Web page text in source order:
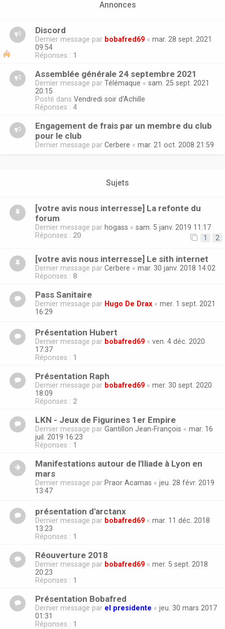
Annonces
Discord
Dernier message par bobafred69 « mar. 28 sept. 2021
09:54
Réponses : 1
Assemblée générale 24 septembre 2021
Dernier message par Télémaque « sam. 25 sept. 2021
20:15
Posté dans Vendredi soir d'Achille
Réponses : 4
Engagement de frais par un membre du club
pour le club
Dernier message par Cerbere « mar. 21 oct. 2008 21:59
Sujets
[votre avis nous interresse] La refonte du
forum
Dernier message par hogass « sam. 5 janv. 2019 11:17
Réponses : 20 1 2
[votre avis nous interresse] Le sith internet
Dernier message par Cerbere « mar. 30 janv. 2018 14:02
Réponses : 8
Pass Sanitaire
Dernier message par Hugo De Drax « mer. 1 sept. 2021
16:29
Présentation Hubert
Dernier message par bobafred69 « ven. 4 déc. 2020
17:37
Réponses : 1
Présentation Raph
Dernier message par bobafred69 « mer. 30 sept. 2020
18:09
Réponses : 2
LKN - Jeux de Figurines 1er Empire
Dernier message par Gantillon Jean-François « mar. 16
juil. 2019 16:23
Réponses : 1
Manifestations autour de l'Iliade à Lyon en
mars
Dernier message par Praor Acamas « jeu. 28 févr. 2019
13:47
présentation d'arctanx
Dernier message par bobafred69 « mar. 11 déc. 2018
13:23
Réponses : 1
Réouverture 2018
Dernier message par bobafred69 « mer. 5 sept. 2018
20:23
Réponses : 1
Présentation Bobafred
Dernier message par el presidente « jeu. 30 mars 2017
01:31
Réponses : 1